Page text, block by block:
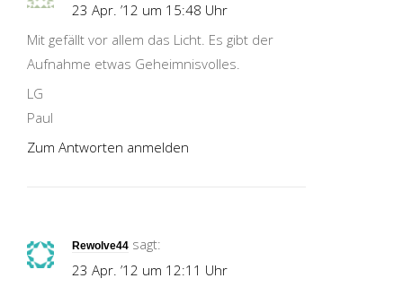
23 Apr. ’12 um 15:48 Uhr
Mit gefällt vor allem das Licht. Es gibt der
Aufnahme etwas Geheimnisvolles.
LG
Paul
Zum Antworten anmelden
Rewolve44 sagt:
23 Apr. ’12 um 12:11 Uhr